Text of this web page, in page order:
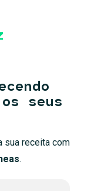
seus
sua receita com
.